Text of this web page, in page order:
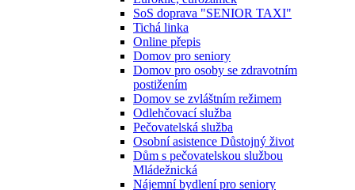
SoS doprava "SENIOR TAXI"
Tichá linka
Online přepis
Domov pro seniory
Domov pro osoby se zdravotním
postižením
Domov se zvláštním režimem
Odlehčovací služba
Pečovatelská služba
Osobní asistence Důstojný život
Dům s pečovatelskou službou
Mládežnická
Nájemní bydlení pro seniory